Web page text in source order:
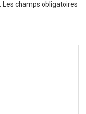
Les champs obligatoires